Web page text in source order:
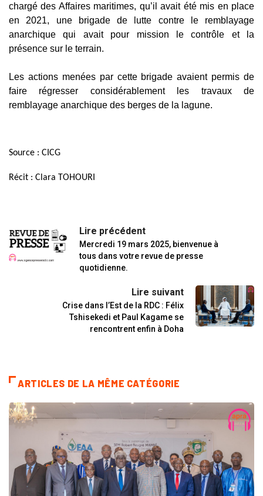
chargé des Affaires maritimes, qu’il avait été mis en place
en 2021, une brigade de lutte contre le remblayage
anarchique qui avait pour mission le contrôle et la
présence sur le terrain.
Les actions menées par cette brigade avaient permis de
faire régresser considérablement les travaux de
remblayage anarchique des berges de la lagune.
Source : CICG
Récit : Clara TOHOURI
Lire précédent
Mercredi 19 mars 2025, bienvenue à
tous dans votre revue de presse
quotidienne.
Lire suivant
Crise dans l’Est de la RDC : Félix
Tshisekedi et Paul Kagame se
rencontrent enfin à Doha
ARTICLES DE LA MÊME CATÉGORIE